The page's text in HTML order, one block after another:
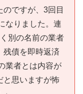
のですが、3回目
なりました。連
別の名前の業者
残債を即時返済
業者とは内容が
と思いますが怖